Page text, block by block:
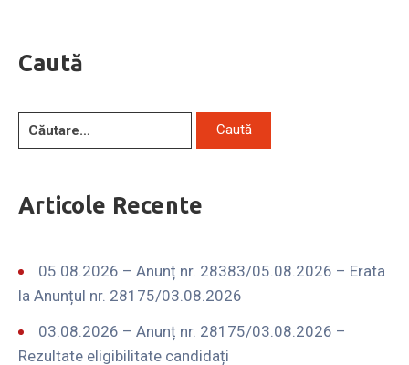
Caută
Articole Recente
05.08.2026 – Anunț nr. 28383/05.08.2026 – Erata
la Anunțul nr. 28175/03.08.2026
03.08.2026 – Anunț nr. 28175/03.08.2026 –
Rezultate eligibilitate candidați